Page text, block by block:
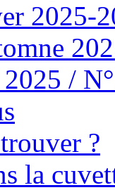
2025-
/
?
la